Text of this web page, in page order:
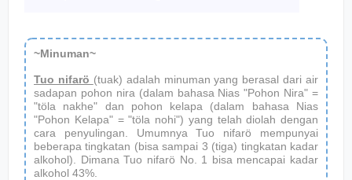
~Minuman~
Tuo nifarö (tuak) adalah minuman yang berasal dari air
sadapan pohon nira (dalam bahasa Nias "Pohon Nira" =
"töla nakhe" dan pohon kelapa (dalam bahasa Nias
"Pohon Kelapa" = "töla nohi") yang telah diolah dengan
cara penyulingan. Umumnya Tuo nifarö mempunyai
beberapa tingkatan (bisa sampai 3 (tiga) tingkatan kadar
alkohol). Dimana Tuo nifarö No. 1 bisa mencapai kadar
alkohol 43%.